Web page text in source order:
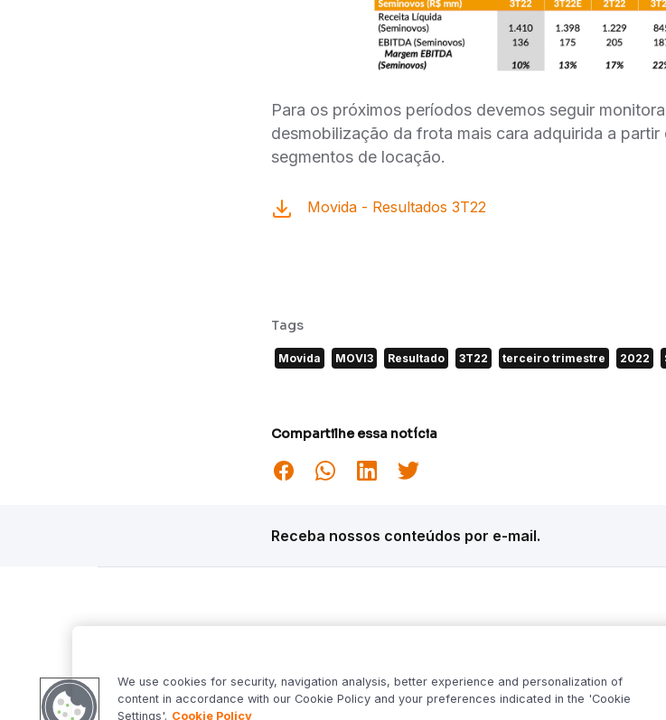
Para os próximos períodos devemos seguir
desmobilização da frota mais cara adquirida a
segmentos de locação.
Movida - Resultados 3T22
Tags
Movida MOVI3 Resultado 3T22 terceiro trimestre 2022
Compartilhe essa notícia
Receba nossos conteúdos por e-mail.
Inter Forecast
Criptoworld
Renda Variável
Renda Fixa
We use cookies for security, navigation analysis, better experience and personalization of
content in accordance with our Cookie Policy and your preferences indicated in the 'Cookie
Settings'. Cookie Policy